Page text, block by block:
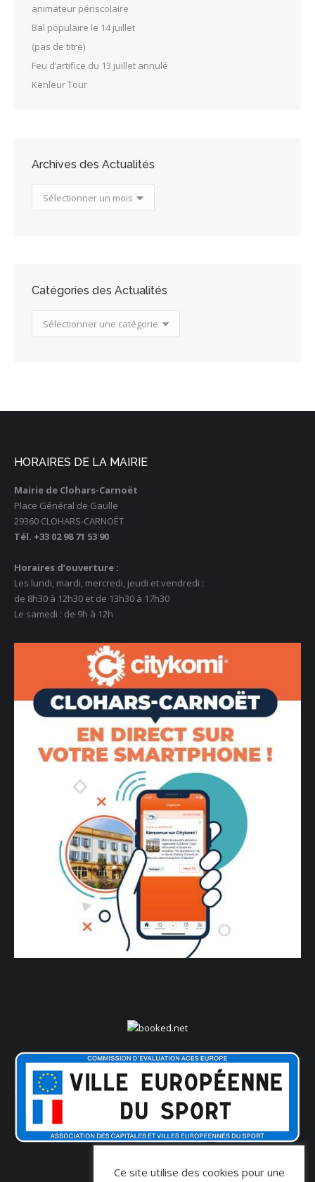
animateur périscolaire
Bal populaire le 14 juillet
(pas de titre)
Feu d’artifice du 13 juillet annulé
Kenleur Tour
Archives des Actualités
Archives
Catégories des Actualités
Catégories
HORAIRES DE LA MAIRIE
Mairie de Clohars-Carnoët
Place Général de Gaulle
29360 CLOHARS-CARNOËT
Tél. +33 02 98 71 53 90
Horaires d’ouverture :
Les lundi, mardi, mercredi, jeudi et vendredi :
de 8h30 à 12h30 et de 13h30 à 17h30
Le samedi : de 9h à 12h
Ce site utilise des cookies pour une